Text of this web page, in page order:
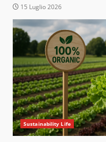
15 Luglio 2026
Sustainability Life